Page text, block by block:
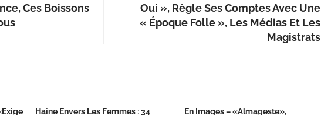
Ces Boissons
Oui », Règle Ses Comptes Avec Une
« Époque Folle », Les Médias Et Les
Magistrats
Haine Envers Les Femmes : 34 En Images – «Almageste»,